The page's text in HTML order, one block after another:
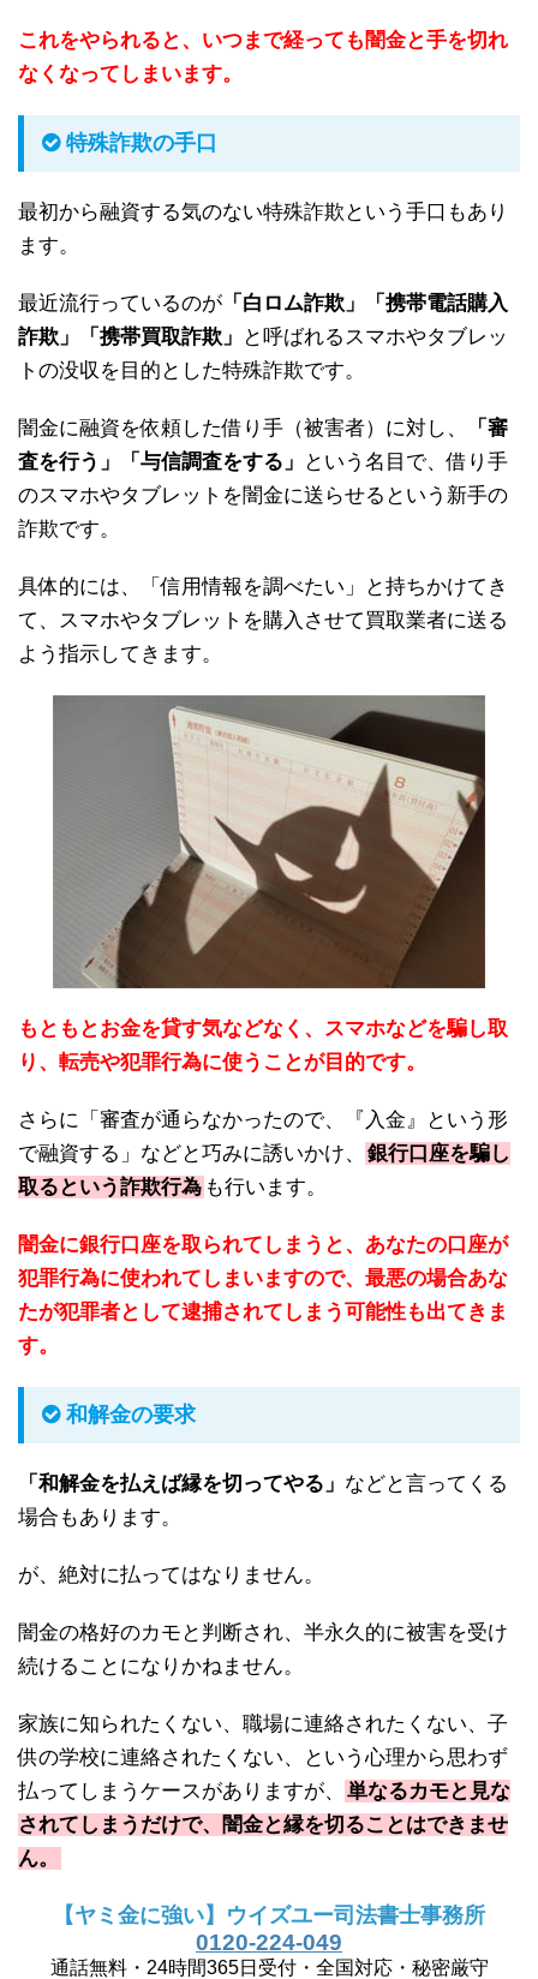
これをやられると、いつまで経っても闇金と手を切れ
なくなってしまいます。
特殊詐欺の手口
最初から融資する気のない特殊詐欺という手口もあり
ます。
最近流行っているのが 「白ロム詐欺」「携帯電話購入
詐欺」「携帯買取詐欺」
と呼ばれるスマホやタブレッ
トの没収を目的とした特殊詐欺です。
闇金に融資を依頼した借り手（被害者）に対し、
「審
査を行う」「与信調査をする」
という名目で、借り手
のスマホやタブレットを闇金に送らせるという新手の
詐欺です。
具体的には、「信用情報を調べたい」と持ちかけてき
て、スマホやタブレットを購入させて買取業者に送る
よう指示してきます。
もともとお金を貸す気などなく、スマホなどを騙し取
り、転売や犯罪行為に使うことが目的です。
さらに「審査が通らなかったので、『入金』という形
で融資する」などと巧みに誘いかけ、
銀行口座を騙し
取るという詐欺行為 も行います。
闇金に銀行口座を取られてしまうと、あなたの口座が
犯罪行為に使われてしまいますので、最悪の場合あな
たが犯罪者として逮捕されてしまう可能性も出てきま
す。
和解金の要求
「和解金を払えば縁を切ってやる」 などと言ってくる
場合もあります。
が、絶対に払ってはなりません。
闇金の格好のカモと判断され、半永久的に被害を受け
続けることになりかねません。
家族に知られたくない、職場に連絡されたくない、子
供の学校に連絡されたくない、という心理から思わず
払ってしまうケースがありますが、
単なるカモと見な
されてしまうだけで、闇金と縁を切ることはできませ
ん。
【ヤミ金に強い】ウイズユー司法書士事務所
0120-224-049
通話無料・24時間365日受付・全国対応・秘密厳守